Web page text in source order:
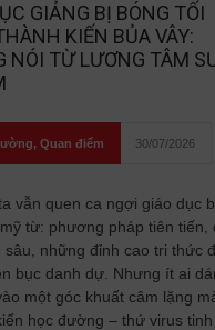
GIẢNG BỊ BÓNG TỐI
KIẾN BỦA VÂY:
NÓI TỪ LƯƠNG TÂM
, Quan điểm 30/07/2026
vẫn quen ca ngợi giáo dục
từ: phương pháp tiên tiến,
sâu, những đỉnh cao tri thức
bục danh dự. Nhưng ít ai
một góc khuất câm lặng
học đường – thứ virus tinh